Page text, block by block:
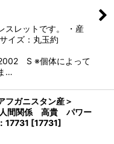
スレットです。 ・産
イズ：丸玉約
S ※個体によって
…
フガニスタン産＞
間関係 高貴 パワー
17731 [17731]